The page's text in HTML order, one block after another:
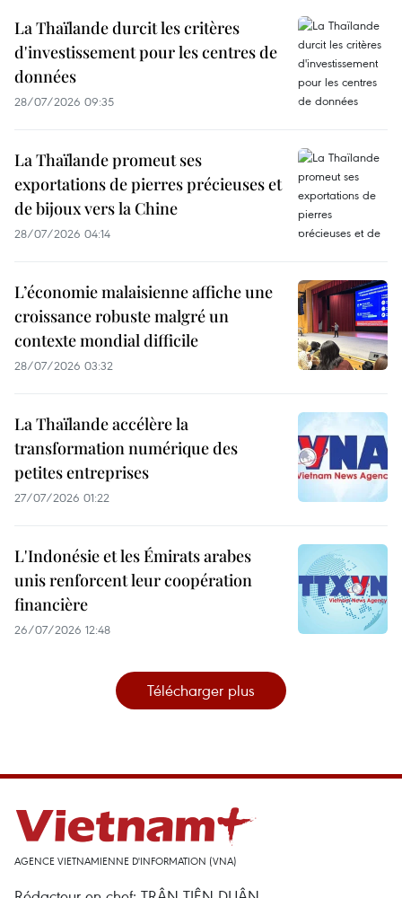
La Thaïlande durcit les critères
d'investissement pour les centres de
données
28/07/2026 09:35
La Thaïlande promeut ses
exportations de pierres précieuses et
de bijoux vers la Chine
28/07/2026 04:14
L’économie malaisienne affiche une
croissance robuste malgré un
contexte mondial difficile
28/07/2026 03:32
La Thaïlande accélère la
transformation numérique des
petites entreprises
27/07/2026 01:22
L'Indonésie et les Émirats arabes
unis renforcent leur coopération
financière
26/07/2026 12:48
Télécharger plus
AGENCE VIETNAMIENNE D'INFORMATION (VNA)